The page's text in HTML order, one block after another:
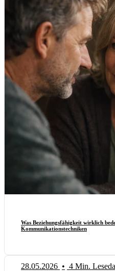
Was Beziehungsfähigkeit wirklich
Kommunikationstechniken
28.05.2026 • 4 Min.